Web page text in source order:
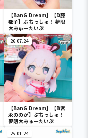
【BanG Dream】【D藤
都子】ぷちっしゅ！ 夢限
大みゅーたいぷ
26.07.24
【BanG Dream】【B宮
永ののか】ぷちっしゅ！
夢限大みゅーたいぷ
25.01.24